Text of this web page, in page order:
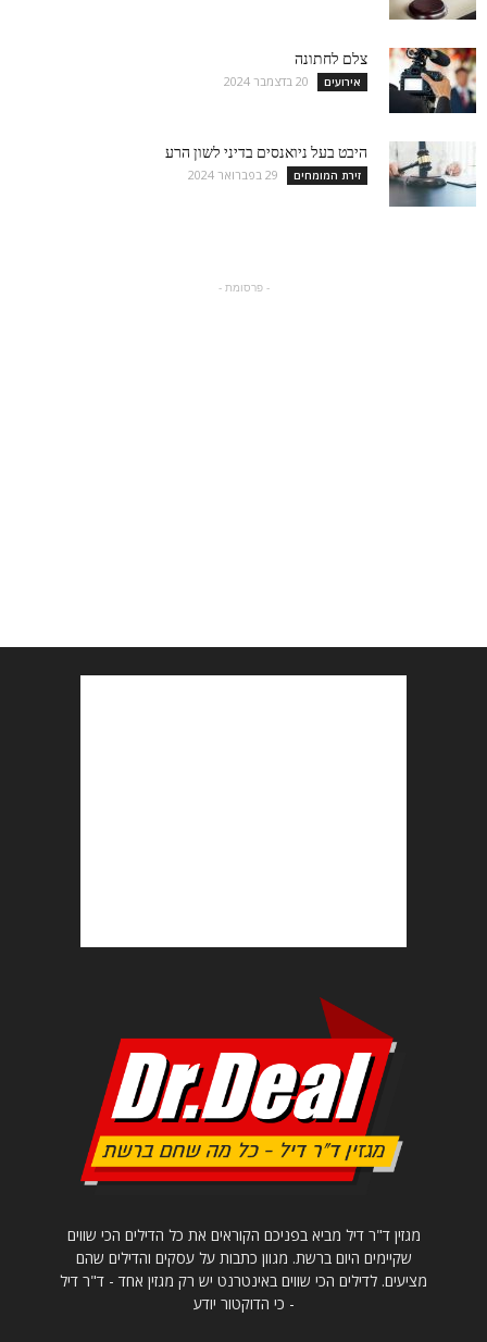
צלם לחתונה
אירועים 20 בדצמבר 2024
היבט בעל ניואנסים בדיני לשון הרע
זירת המומחים 29 בפברואר 2024
- פרסומת -
מגזין ד"ר דיל מביא בפניכם הקוראים את כל הדילים הכי שווים
שקיימים היום ברשת. מגוון כתבות על עסקים והדילים שהם
מציעים. לדילים הכי שווים באינטרנט יש רק מגזין אחד - ד"ר דיל
- כי הדוקטור יודע